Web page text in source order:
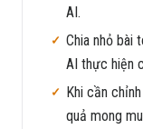
AI.
Chia nhỏ bài
AI thực hiện
Khi cần
quả mong